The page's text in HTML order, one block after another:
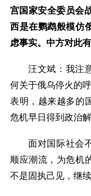
宫国家安全委员会
西是在鹦鹉般模仿
虑事实。中方对此
汪文斌：我注
何关于俄乌停火的
表明，越来越多的
危机早日得到政治解
面对国际社会
顺应潮流，为危机
不是固执己见，继续